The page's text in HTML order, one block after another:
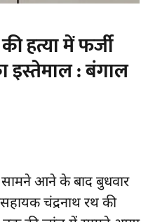
हत्या में फर्जी
इस्तेमाल : बंगाल
सामने आने के बाद बुधवार
चंद्रनाथ रथ की